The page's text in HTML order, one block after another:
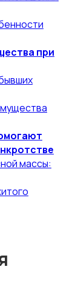
при
массы: